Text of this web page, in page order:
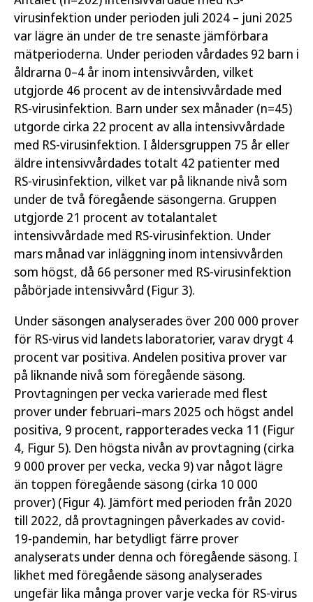
virusinfektion under perioden juli 2024 – juni 2025
var lägre än under de tre senaste jämförbara
mätperioderna. Under perioden vårdades 92 barn i
åldrarna 0–4 år inom intensivvården, vilket
utgjorde 46 procent av de intensivvårdade med
RS-virusinfektion. Barn under sex månader (n=45)
utgorde cirka 22 procent av alla intensivvårdade
med RS-virusinfektion. I åldersgruppen 75 år eller
äldre intensivvårdades totalt 42 patienter med
RS-virusinfektion, vilket var på liknande nivå som
under de två föregående säsongerna. Gruppen
utgjorde 21 procent av totalantalet
intensivvårdade med RS-virusinfektion. Under
mars månad var inläggning inom intensivvården
som högst, då 66 personer med RS-virusinfektion
påbörjade intensivvård (Figur 3).
Under säsongen analyserades över 200 000 prover
för RS-virus vid landets laboratorier, varav drygt 4
procent var positiva. Andelen positiva prover var
på liknande nivå som föregående säsong.
Provtagningen per vecka varierade med flest
prover under februari–mars 2025 och högst andel
positiva, 9 procent, rapporterades vecka 11 (Figur
4, Figur 5). Den högsta nivån av provtagning (cirka
9 000 prover per vecka, vecka 9) var något lägre
än toppen föregående säsong (cirka 10 000
prover) (Figur 4). Jämfört med perioden från 2020
till 2022, då provtagningen påverkades av covid-
19-pandemin, har betydligt färre prover
analyserats under denna och föregående säsong. I
likhet med föregående säsong analyserades
ungefär lika många prover varje vecka för RS-virus